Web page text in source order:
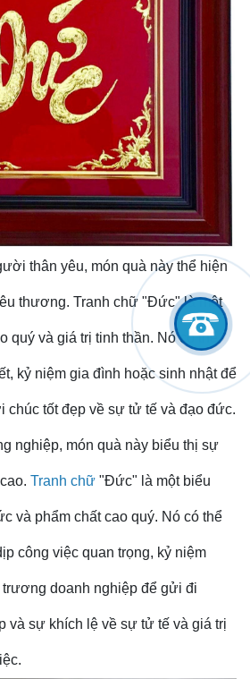
thân yêu, món quà này thể hiện
thương. Tranh chữ "Đức" là một
quý và giá trị tinh thần. Nó có thể
kỷ niệm gia đình hoặc sinh nhật để
chúc tốt đẹp về sự tử tế và đạo đức.
nghiệp, món quà này biểu thị sự
Tranh chữ "Đức" là một biểu
và phẩm chất cao quý. Nó có thể
công việc quan trọng, kỷ niệm
doanh nghiệp để gửi đi
và sự khích lệ về sự tử tế và giá trị